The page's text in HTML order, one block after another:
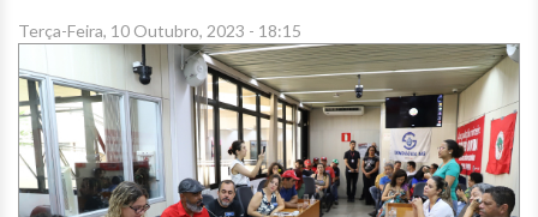
Terça-Feira, 10 Outubro, 2023 - 18:15